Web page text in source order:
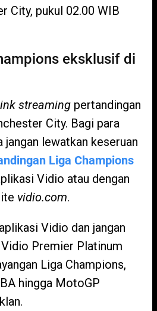
City, pukul 02.00 WIB
eksklusif di
streaming pertandingan
City. Bagi para
lewatkan keseruan
Liga Champions
Vidio atau dengan
vidio.com.
aplikasi Vidio dan jangan
Premier Platinum
Liga Champions,
hingga MotoGP